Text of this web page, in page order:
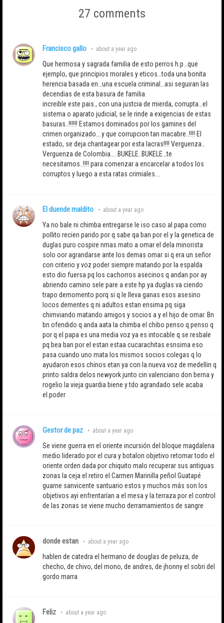
27 comments
Francisco gallo • about a year ago
Que hermosa y sagrada familia de esto perros h.p…que
ejemplo, que principios morales y eticos…toda una bonita
herencia basada en…una escuela criminal…asi seguiran las
decendias de esta basura de familia.
increible este pais , con una justcia de mierda, corrupta…el
sistema o aparato judicial, se le rinde a exigencias de estas
basuras..!!!!!! Estamos dominados por los gamines del
crimen organizado….y que corrupcion tan macabre..!!!! El
estado, se deja chantagear por esta lacras!!!! Verguenza…
Verguenza de Colombia…..BUKELE..BUKELE…te
necesitamos..!!!! para comenzar a encarcelar a todos los
corruptos y luego a esta ratas crimiales….
El duende maldito • about a year ago
Ya no bale ni chimba entregarse le iso caso al papa como
pollito recien parido por q sabe qa ban por el y la genetica de
duglas puro cospire nmas mato a omar el dela minorista
solo oor agrandarse ante los demas omar si q era un señor
con criterio y voz poder siempre matando por la espalda
esto dio fuersa pq los cachorros asecinos q andan por ay
abriendo camino sele pare a este hp ya duglas va ciendo
trapo demomento porq si q le lleva ganas esos asesino
locos dementes q ni adultos estan ensima pq siga
chimviando matando amigos y socios a y el hijo de omar. Bn
bn ofendido q anda aata la chimba el chibo penso q penso q
por q el papa es una media voz ya es intocable q se resbale
pq bea ban por el estan estaa cucarachitas esnsima eso
pasa cuando uno mata los mismos socios colegas q lo
ayudaron esos chinos etan ya con la.nueva voz de medellin q
printo saldra delos newyork junto cin valenciano don berna y
rogelio la vieja guardia biene y tdo agrandado sele acaba
el.poder
Gestor de paz • about a year ago
Se viene guerra en el oriente incursión del bloque magdalena
medio liderado por el cura y botalon objetivo retomar todo el
oriente orden dada por chiquito malo recuperar sus antiguas
zonas la ceja el retiro el Carmen Marinilla peñol Guatapé
guarne sanvicente santuario estos y muchos más son los
objetivos ayi enfrentarían a el mesa y la terraza por el control
de las zonas se viene mucho derramamientos de sangre
donde estan • about a year ago
hablen de catedra el hermano de douglas de peluza, de
checho, de chivo, del mono, de andres, de jhonny el sobri del
gordo marra
Feliz • about a year ago